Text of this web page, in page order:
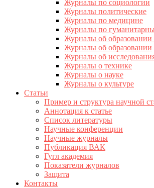
Журналы по социологии
Журналы политические
Журналы по медицине
Журналы по
Журналы об образовании
Журналы об образовании
Журналы об
Журналы о технике
Журналы о науке
Журналы о культуре
Статьи
Пример и структура научной
Аннотация к статье
Список литературы
Научные конференции
Научные журналы
Публикация ВАК
Гугл академия
Показатели журналов
Защита
Контакты